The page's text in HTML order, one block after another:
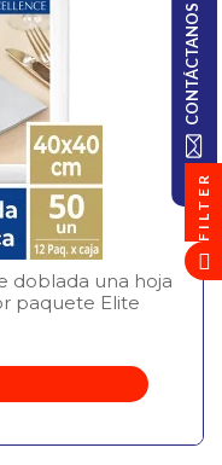
doblada una hoja
paquete Elite
CONTÁCTANOS
FILTER